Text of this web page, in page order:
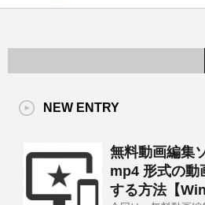
NEW ENTRY
無料動画編集
mp4 形式の動
する方法【